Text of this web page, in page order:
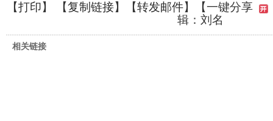
【打印】 【复制链接】【转发邮件】
【一键分享
辑：刘名
相关链接